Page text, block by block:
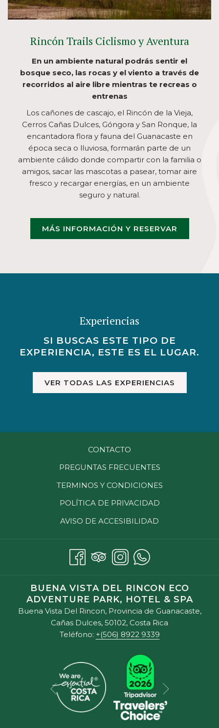
Rincón Trails Ciclismo y Aventura
En un ambiente natural podrás sentir el
bosque seco, las rocas y el viento a través de
recorridos al aire libre mientras te recreas o
entrenas
Los cañones de cascajo, el Rincón de la Vieja,
Cerros Cañas Dulces, Góngora y San Ronque, la
encantadora flora y fauna del Guanacaste en
época seca o lluviosa, formarán parte de un
ambiente cálido donde compartir con la familia o
amigos, sacar las mascotas a pasear, tomar aire
fresco y recargar energías, en un ambiente
seguro y natural.
MÁS INFORMACIÓN Y RESERVAR
Experiencias
SI BUSCAS ESTE TIPO DE
EXPERIENCIA, ESTE ES EL LUGAR.
VER TODAS LAS EXPERIENCIAS
CONTACTO
PREGUNTAS FRECUENTES
TERMINOS Y CONDICIONES
POLÍTICA DE PRIVACIDAD
AVISO DE ACCESIBILIDAD
BUENA VISTA DEL RINCON ECO
ADVENTURE PARK, HOTEL & SPA
Buena Vista Del Rincon, Provincia de Guanacaste,
Cañas Dulces, 50102, Costa Rica
Teléfono: +(506) 8922 9339
Anterior